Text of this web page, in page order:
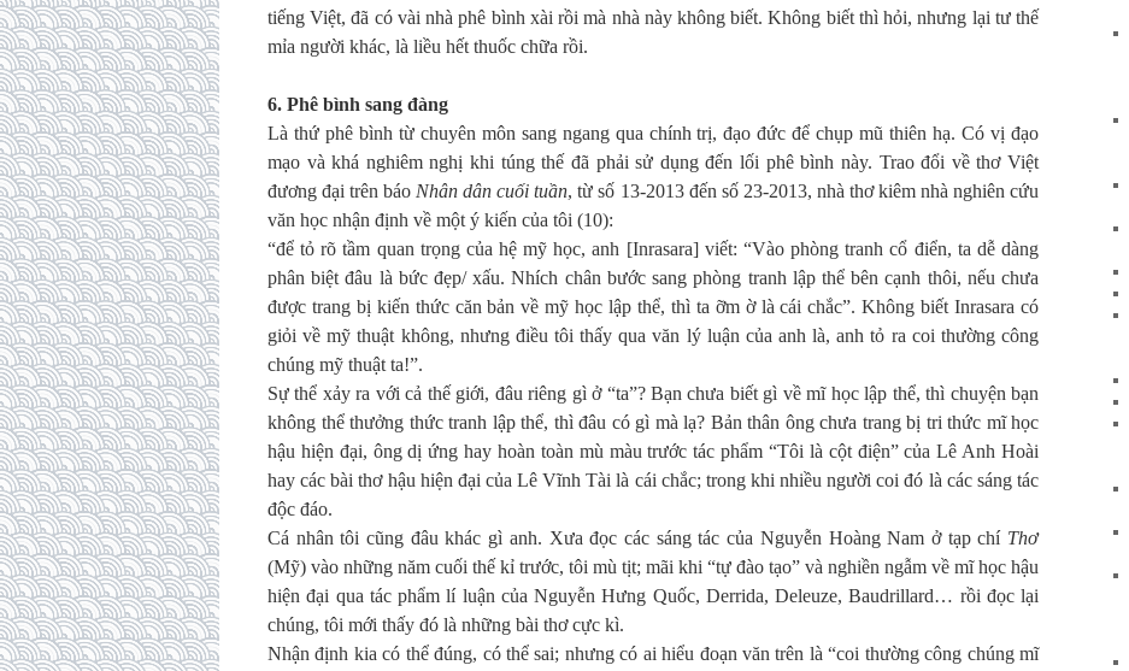
tiếng Việt, đã có vài nhà phê bình xài rồi mà nhà này không biết. Không biết thì hỏi, nhưng lại tư thế
mỉa người khác, là liều hết thuốc chữa rồi.
6. Phê bình sang đàng
Là thứ phê bình từ chuyên môn sang ngang qua chính trị, đạo đức để chụp mũ thiên hạ. Có vị đạo
mạo và khá nghiêm nghị khi túng thế đã phải sử dụng đến lối phê bình này. Trao đổi về thơ Việt
đương đại trên báo Nhân dân cuối tuần, từ số 13-2013 đến số 23-2013, nhà thơ kiêm nhà nghiên cứu
văn học nhận định về một ý kiến của tôi (10):
“để tỏ rõ tầm quan trọng của hệ mỹ học, anh [Inrasara] viết: “Vào phòng tranh cổ điển, ta dễ dàng
phân biệt đâu là bức đẹp/ xấu. Nhích chân bước sang phòng tranh lập thể bên cạnh thôi, nếu chưa
được trang bị kiến thức căn bản về mỹ học lập thể, thì ta ỡm ờ là cái chắc”. Không biết Inrasara có
giỏi về mỹ thuật không, nhưng điều tôi thấy qua văn lý luận của anh là, anh tỏ ra coi thường công
chúng mỹ thuật ta!”.
Sự thể xảy ra với cả thế giới, đâu riêng gì ở “ta”? Bạn chưa biết gì về mĩ học lập thể, thì chuyện bạn
không thể thưởng thức tranh lập thể, thì đâu có gì mà lạ? Bản thân ông chưa trang bị tri thức mĩ học
hậu hiện đại, ông dị ứng hay hoàn toàn mù màu trước tác phẩm “Tôi là cột điện” của Lê Anh Hoài
hay các bài thơ hậu hiện đại của Lê Vĩnh Tài là cái chắc; trong khi nhiều người coi đó là các sáng tác
độc đáo.
Cá nhân tôi cũng đâu khác gì anh. Xưa đọc các sáng tác của Nguyễn Hoàng Nam ở tạp chí Thơ
(Mỹ) vào những năm cuối thế kỉ trước, tôi mù tịt; mãi khi “tự đào tạo” và nghiền ngẫm về mĩ học hậu
hiện đại qua tác phẩm lí luận của Nguyễn Hưng Quốc, Derrida, Deleuze, Baudrillard… rồi đọc lại
chúng, tôi mới thấy đó là những bài thơ cực kì.
Nhận định kia có thể đúng, có thể sai; nhưng có ai hiểu đoạn văn trên là “coi thường công chúng mĩ